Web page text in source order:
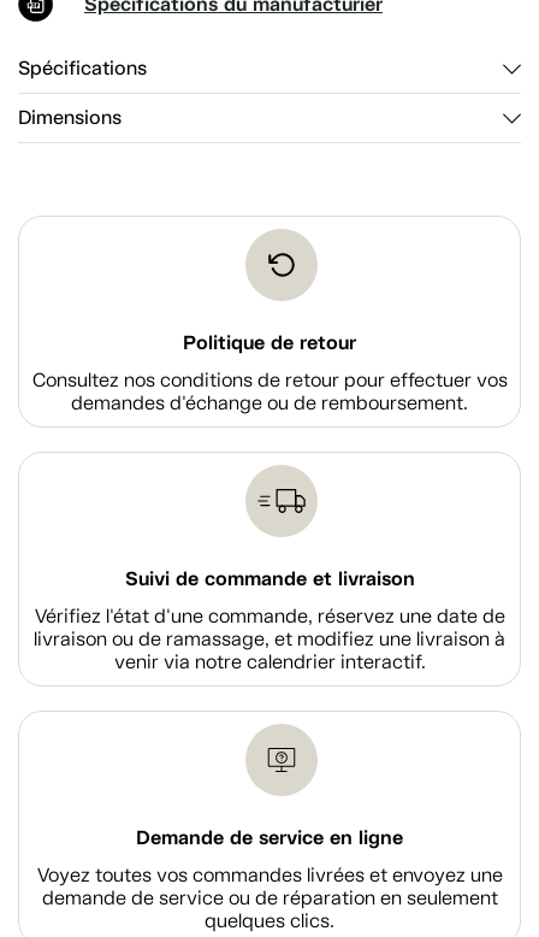
Spécifications
Dimensions
Politique de retour
Consultez nos conditions de retour pour effectuer vos
demandes d'échange ou de remboursement.
Suivi de commande et livraison
Vérifiez l'état d'une commande, réservez une date de
livraison ou de ramassage, et modifiez une livraison à
venir via notre calendrier interactif.
Demande de service en ligne
Voyez toutes vos commandes livrées et envoyez une
demande de service ou de réparation en seulement
quelques clics.